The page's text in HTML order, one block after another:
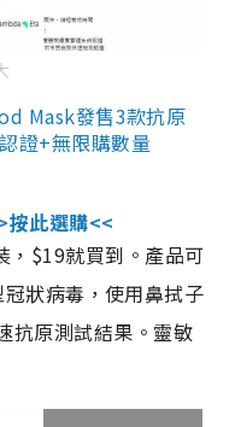
Mask發售3款抗原
證+無限購數量
按此選購<<
，$19就買到。產品可
狀病毒，使用鼻拭子
抗原測試結果。靈敏